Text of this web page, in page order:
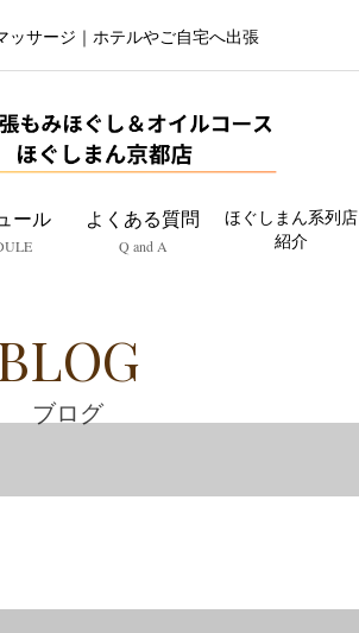
ッサージ｜ホテルやご自宅へ出張
ール よくある質問
Q and A
ほぐしまん系列店
紹介
ブログ